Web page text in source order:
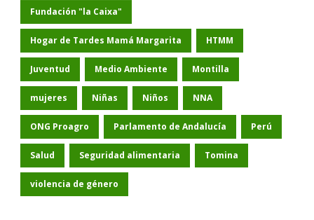
Fundación "la Caixa"
Hogar de Tardes Mamá Margarita HTMM
Juventud Medio Ambiente Montilla
mujeres Niñas Niños NNA
ONG Proagro Parlamento de Andalucía Perú
Salud Seguridad alimentaria Tomina
violencia de género